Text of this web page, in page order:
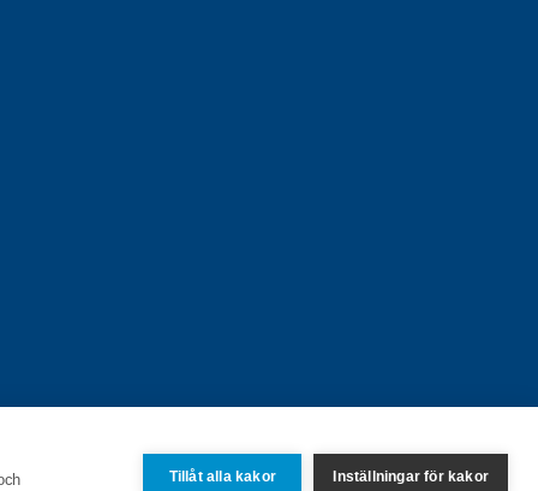
Tillåt alla kakor Inställningar för kakor